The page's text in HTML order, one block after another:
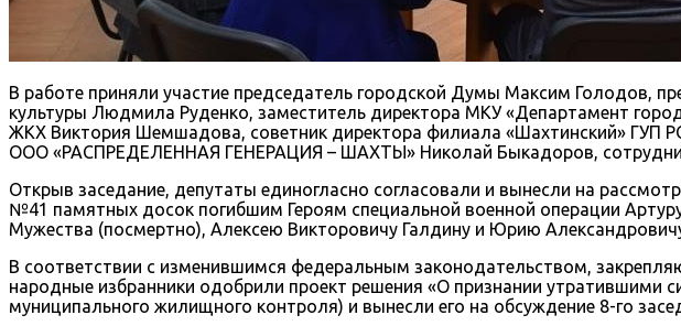
В работе приняли участие председатель городской Думы Максим Голодов,
культуры Людмила Руденко, заместитель директора МКУ «Департамент
ЖКХ Виктория Шемшадова, советник директора филиала «Шахтинский» ГУП
ООО «РАСПРЕДЕЛЕННАЯ ГЕНЕРАЦИЯ – ШАХТЫ» Николай Быкадоров,
Открыв заседание, депутаты единогласно согласовали и вынесли на
№41 памятных досок погибшим Героям специальной военной операции
Мужества (посмертно), Алексею Викторовичу Галдину и Юрию
В соответствии с изменившимся федеральным законодательством,
народные избранники одобрили проект решения «О признании
муниципального жилищного контроля) и вынесли его на обсуждение 8-го